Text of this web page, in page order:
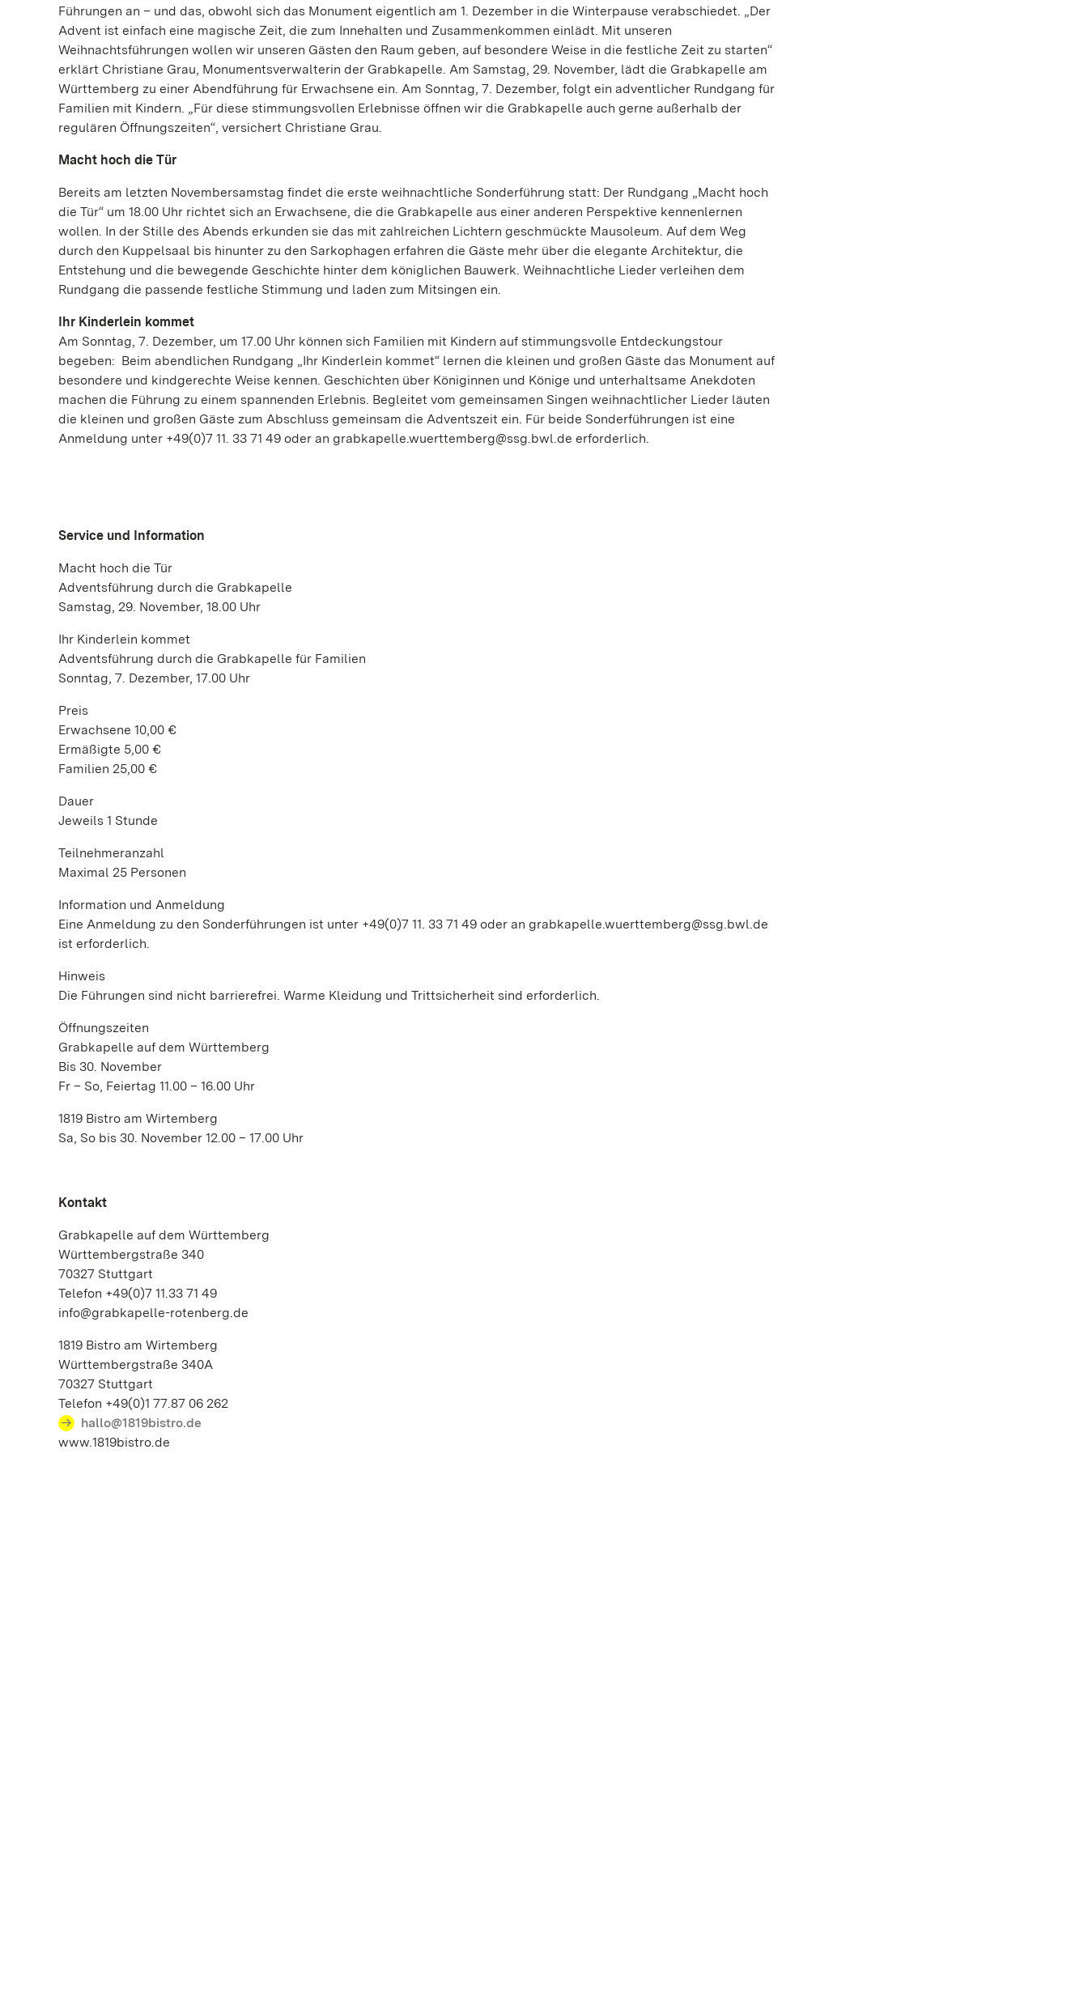
Führungen an – und das, obwohl sich das Monument eigentlich am 1. Dezember in die Winterpause verabschiedet. „Der
Advent ist einfach eine magische Zeit, die zum Innehalten und Zusammenkommen einlädt. Mit unseren
Weihnachtsführungen wollen wir unseren Gästen den Raum geben, auf besondere Weise in die festliche Zeit zu starten“
erklärt Christiane Grau, Monumentsverwalterin der Grabkapelle. Am Samstag, 29. November, lädt die Grabkapelle am
Württemberg zu einer Abendführung für Erwachsene ein. Am Sonntag, 7. Dezember, folgt ein adventlicher Rundgang für
Familien mit Kindern. „Für diese stimmungsvollen Erlebnisse öffnen wir die Grabkapelle auch gerne außerhalb der
regulären Öffnungszeiten“, versichert Christiane Grau.
Macht hoch die Tür
Bereits am letzten Novembersamstag findet die erste weihnachtliche Sonderführung statt: Der Rundgang „Macht hoch
die Tür“ um 18.00 Uhr richtet sich an Erwachsene, die die Grabkapelle aus einer anderen Perspektive kennenlernen
wollen. In der Stille des Abends erkunden sie das mit zahlreichen Lichtern geschmückte Mausoleum. Auf dem Weg
durch den Kuppelsaal bis hinunter zu den Sarkophagen erfahren die Gäste mehr über die elegante Architektur, die
Entstehung und die bewegende Geschichte hinter dem königlichen Bauwerk. Weihnachtliche Lieder verleihen dem
Rundgang die passende festliche Stimmung und laden zum Mitsingen ein.
Ihr Kinderlein kommet
Am Sonntag, 7. Dezember, um 17.00 Uhr können sich Familien mit Kindern auf stimmungsvolle Entdeckungstour
begeben: Beim abendlichen Rundgang „Ihr Kinderlein kommet“ lernen die kleinen und großen Gäste das Monument auf
besondere und kindgerechte Weise kennen. Geschichten über Königinnen und Könige und unterhaltsame Anekdoten
machen die Führung zu einem spannenden Erlebnis. Begleitet vom gemeinsamen Singen weihnachtlicher Lieder läuten
die kleinen und großen Gäste zum Abschluss gemeinsam die Adventszeit ein. Für beide Sonderführungen ist eine
Anmeldung unter +49(0)7 11. 33 71 49 oder an grabkapelle.wuerttemberg@ssg.bwl.de erforderlich.
Service und Information
Macht hoch die Tür
Adventsführung durch die Grabkapelle
Samstag, 29. November, 18.00 Uhr
Ihr Kinderlein kommet
Adventsführung durch die Grabkapelle für Familien
Sonntag, 7. Dezember, 17.00 Uhr
Preis
Erwachsene 10,00 €
Ermäßigte 5,00 €
Familien 25,00 €
Dauer
Jeweils 1 Stunde
Teilnehmeranzahl
Maximal 25 Personen
Information und Anmeldung
Eine Anmeldung zu den Sonderführungen ist unter +49(0)7 11. 33 71 49 oder an grabkapelle.wuerttemberg@ssg.bwl.de
ist erforderlich.
Hinweis
Die Führungen sind nicht barrierefrei. Warme Kleidung und Trittsicherheit sind erforderlich.
Öffnungszeiten
Grabkapelle auf dem Württemberg
Bis 30. November
Fr – So, Feiertag 11.00 – 16.00 Uhr
1819 Bistro am Wirtemberg
Sa, So bis 30. November 12.00 – 17.00 Uhr
Kontakt
Grabkapelle auf dem Württemberg
Württembergstraße 340
70327 Stuttgart
Telefon +49(0)7 11.33 71 49
info@grabkapelle-rotenberg.de
1819 Bistro am Wirtemberg
Württembergstraße 340A
70327 Stuttgart
Telefon +49(0)1 77.87 06 262
hallo@1819bistro.de
www.1819bistro.de